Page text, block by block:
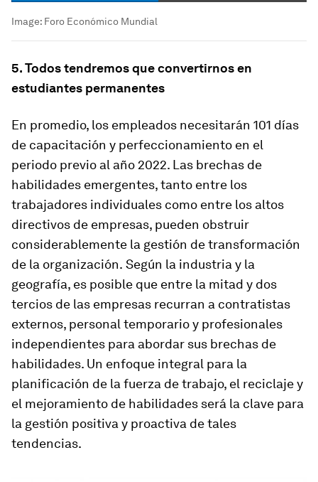
Image: Foro Económico Mundial
5. Todos tendremos que convertirnos en
estudiantes permanentes
En promedio, los empleados necesitarán 101 días
de capacitación y perfeccionamiento en el
periodo previo al año 2022. Las brechas de
habilidades emergentes, tanto entre los
trabajadores individuales como entre los altos
directivos de empresas, pueden obstruir
considerablemente la gestión de transformación
de la organización. Según la industria y la
geografía, es posible que entre la mitad y dos
tercios de las empresas recurran a contratistas
externos, personal temporario y profesionales
independientes para abordar sus brechas de
habilidades. Un enfoque integral para la
planificación de la fuerza de trabajo, el reciclaje y
el mejoramiento de habilidades será la clave para
la gestión positiva y proactiva de tales
tendencias.